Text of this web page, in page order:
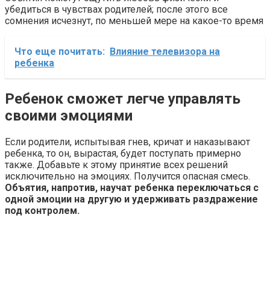
убедиться в чувствах родителей; после этого все
сомнения исчезнут, по меньшей мере на какое-то время
Что еще почитать:
Влияние телевизора на
ребенка
Ребенок сможет легче управлять
своими эмоциями
Если родители, испытывая гнев, кричат и наказывают
ребенка, то он, вырастая, будет поступать примерно
также. Добавьте к этому принятие всех решений
исключительно на эмоциях. Получится опасная смесь.
Объятия, напротив, научат ребенка переключаться с
одной эмоции на другую и удерживать раздражение
под контролем.